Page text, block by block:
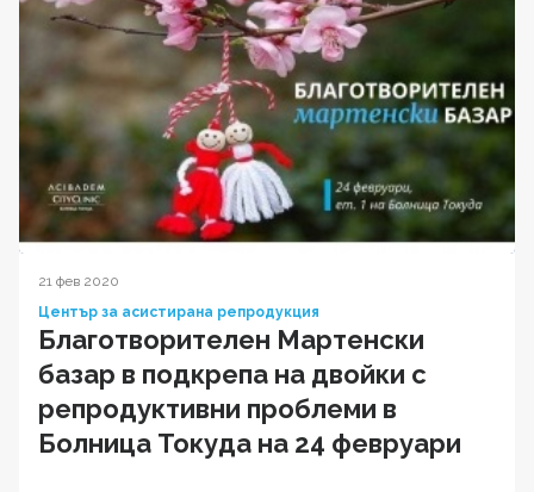
21 фев 2020
Център за асистирана репродукция
Благотворителен Мартенски
базар в подкрепа на двойки с
репродуктивни проблеми в
Болница Токуда на 24 февруари